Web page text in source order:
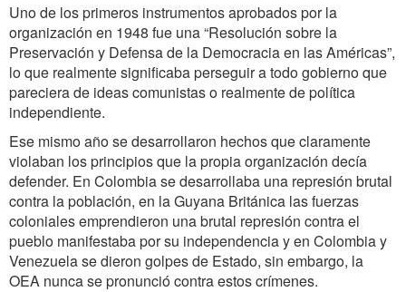
Uno de los primeros instrumentos aprobados por la
organización en 1948 fue una “Resolución sobre la
Preservación y Defensa de la Democracia en las Américas”,
lo que realmente significaba perseguir a todo gobierno que
pareciera de ideas comunistas o realmente de política
independiente.
Ese mismo año se desarrollaron hechos que claramente
violaban los principios que la propia organización decía
defender. En Colombia se desarrollaba una represión brutal
contra la población, en la Guyana Británica las fuerzas
coloniales emprendieron una brutal represión contra el
pueblo manifestaba por su independencia y en Colombia y
Venezuela se dieron golpes de Estado, sin embargo, la
OEA nunca se pronunció contra estos crímenes.